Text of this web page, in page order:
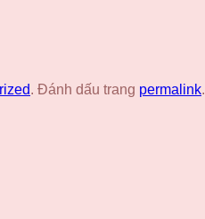
. Đánh dấu trang permalink.